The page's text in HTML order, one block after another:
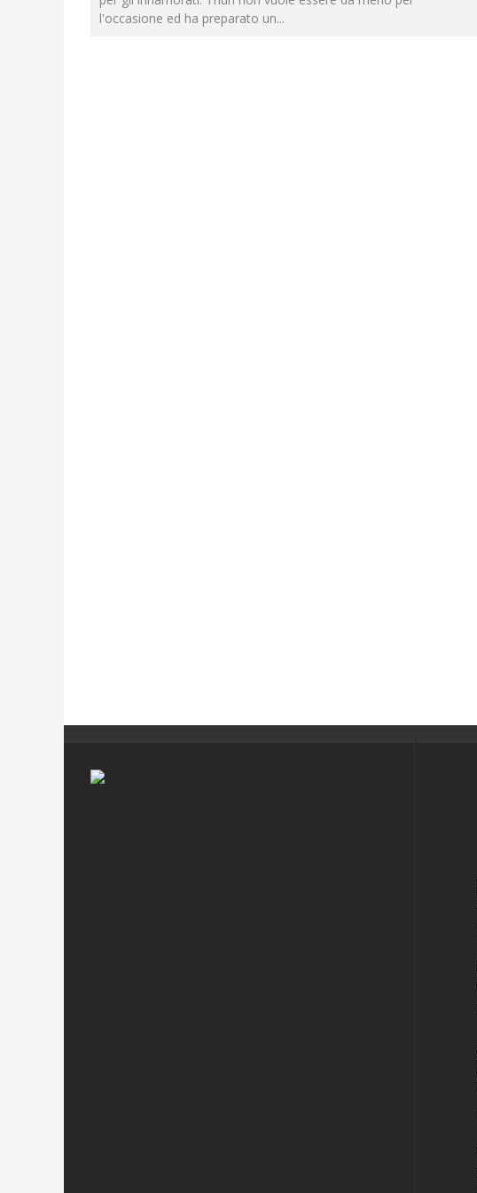
l'occasione ed ha preparato un...